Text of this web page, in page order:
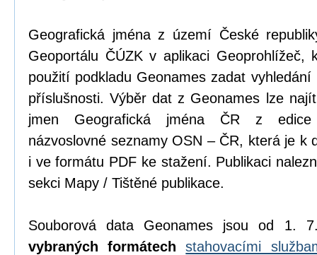
Geografická jména z území České
Geoportálu ČÚZK v aplikaci Geoprohlížeč,
použití podkladu Geonames zadat
příslušnosti. Výběr dat z Geonames lze
jmen Geografická jména ČR z edice
názvoslovné seznamy OSN – ČR, která je k
i ve formátu PDF ke stažení. Publikaci
sekci Mapy / Tištěné publikace.
Souborová data Geonames jsou od 1.
vybraných formátech
stahovacími